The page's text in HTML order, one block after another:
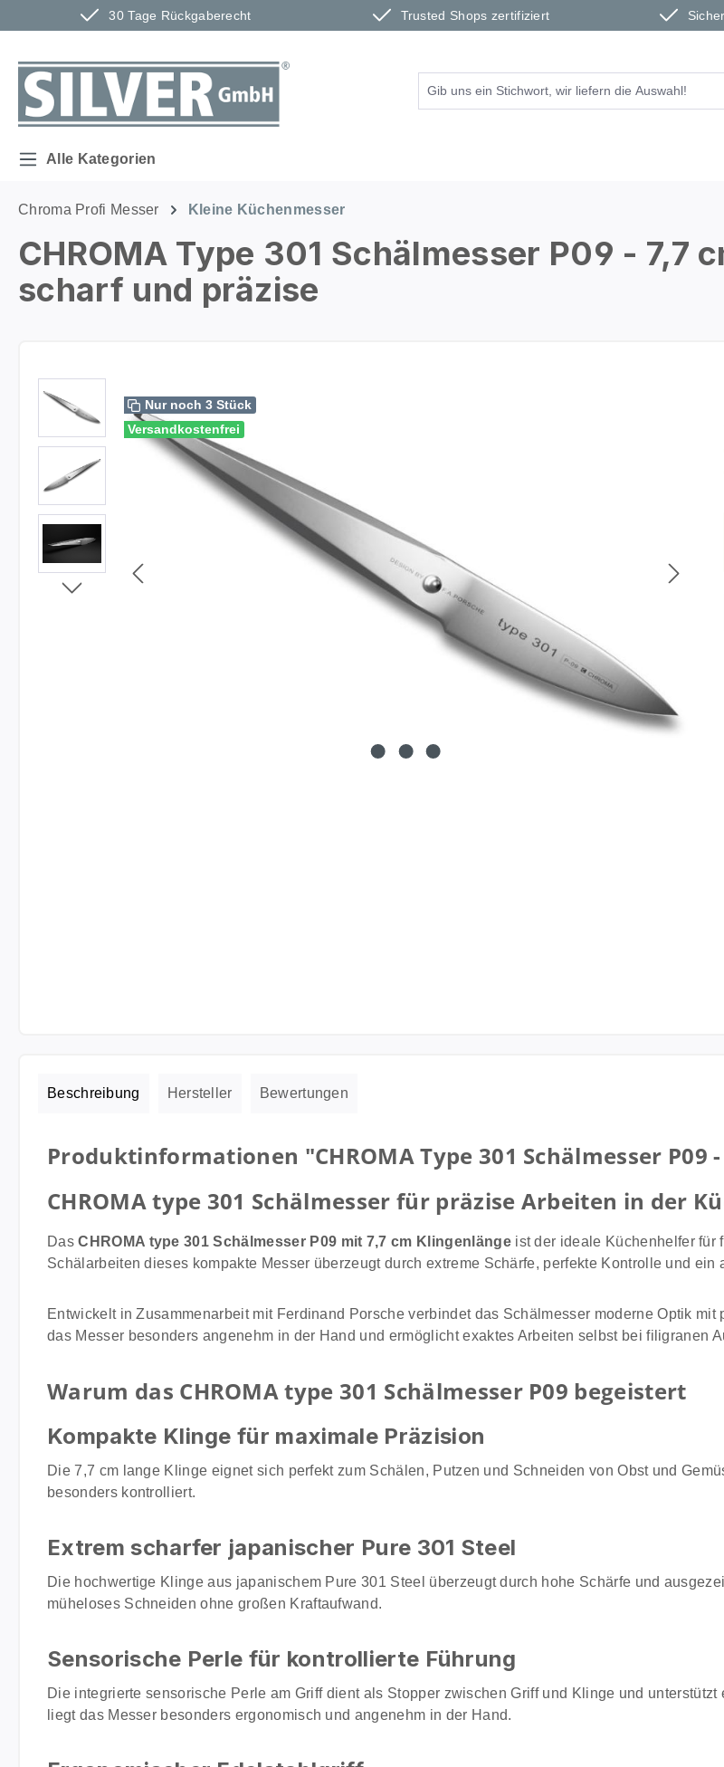
30 Tage Rückgaberecht Trusted Shops zertifiziert
Hauptinhalt springen
Zur Suche springen
Zur Hauptnavigation springen
Alle Kategorien
Chroma Profi Messer Kleine Küchenmesser
CHROMA Type 301 Schälmesser P09 - 7,7
scharf und präzise
Bildergalerie überspringen
Nur noch 3 Stück
Versandkostenfrei
Beschreibung Hersteller Bewertungen
Produktinformationen "CHROMA Type 301 Schälmesser
CHROMA type 301 Schälmesser für präzise Arbeiten in der
DasCHROMA type 301 Schälmesser P09 mit 7,7 cm Klingenlängeist der ideale Küchenhelfer für
Schälarbeiten dieses kompakte Messer überzeugt durch extreme Schärfe, perfekte Kontrolle und
Entwickelt in Zusammenarbeit mit Ferdinand Porsche verbindet das Schälmesser moderne Optik
das Messer besonders angenehm in der Hand und ermöglicht exaktes Arbeiten selbst bei filigranen
Warum das CHROMA type 301 Schälmesser P09 begeistert
Kompakte Klinge für maximale Präzision
Die 7,7 cm lange Klinge eignet sich perfekt zum Schälen, Putzen und Schneiden von Obst und
besonders kontrolliert.
Extrem scharfer japanischer Pure 301 Steel
Die hochwertige Klinge aus japanischem Pure 301 Steel überzeugt durch hohe Schärfe und
müheloses Schneiden ohne großen Kraftaufwand.
Sensorische Perle für kontrollierte Führung
Die integrierte sensorische Perle am Griff dient als Stopper zwischen Griff und Klinge und
liegt das Messer besonders ergonomisch und angenehm in der Hand.